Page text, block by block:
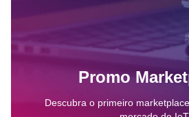
fundamental na gestão dos recursos
em áreas de cultivo podem coletar
solo, temperatura ambiente, índice
parâmetros essenciais para a saúde das
permitem que os agricultores realizem
evitando tanto o excesso quanto a
a aplicação de fertilizantes e defensivos
gestão mais eficiente, é possível reduzir
Promo
Descubra o primeiro